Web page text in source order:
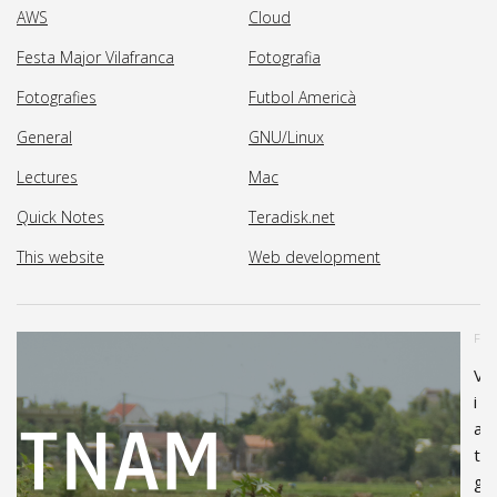
AWS
Cloud
Festa Major Vilafranca
Fotografia
Fotografies
Futbol Americà
General
GNU/Linux
Lectures
Mac
Quick Notes
Teradisk.net
This website
Web development
V
i
a
t
g